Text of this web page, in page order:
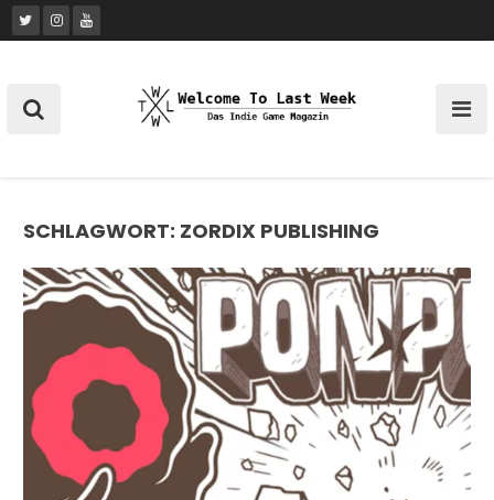
Skip
to
SCHLAGWORT: ZORDIX PUBLISHING